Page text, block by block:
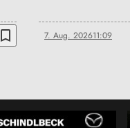
bookmark_border 7. Aug. 202611:09